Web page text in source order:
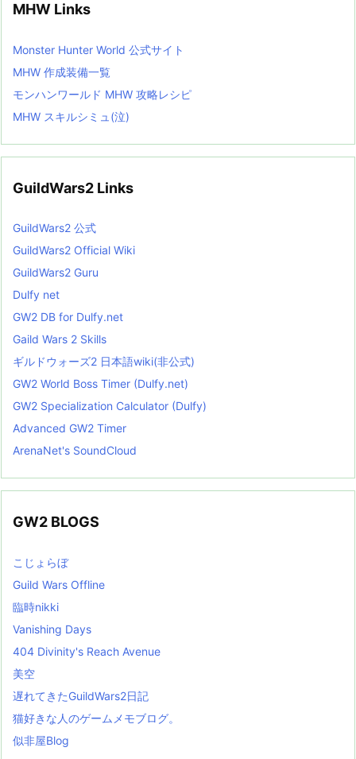
MHW Links
Monster Hunter World 公式サイト
MHW 作成装備一覧
モンハンワールド MHW 攻略レシピ
MHW スキルシミュ(泣)
GuildWars2 Links
GuildWars2 公式
GuildWars2 Official Wiki
GuildWars2 Guru
Dulfy net
GW2 DB for Dulfy.net
Gaild Wars 2 Skills
ギルドウォーズ2 日本語wiki(非公式)
GW2 World Boss Timer (Dulfy.net)
GW2 Specialization Calculator (Dulfy)
Advanced GW2 Timer
ArenaNet's SoundCloud
GW2 BLOGS
こじょらぼ
Guild Wars Offline
臨時nikki
Vanishing Days
404 Divinity's Reach Avenue
美空
遅れてきたGuildWars2日記
猫好きな人のゲームメモブログ。
似非屋Blog